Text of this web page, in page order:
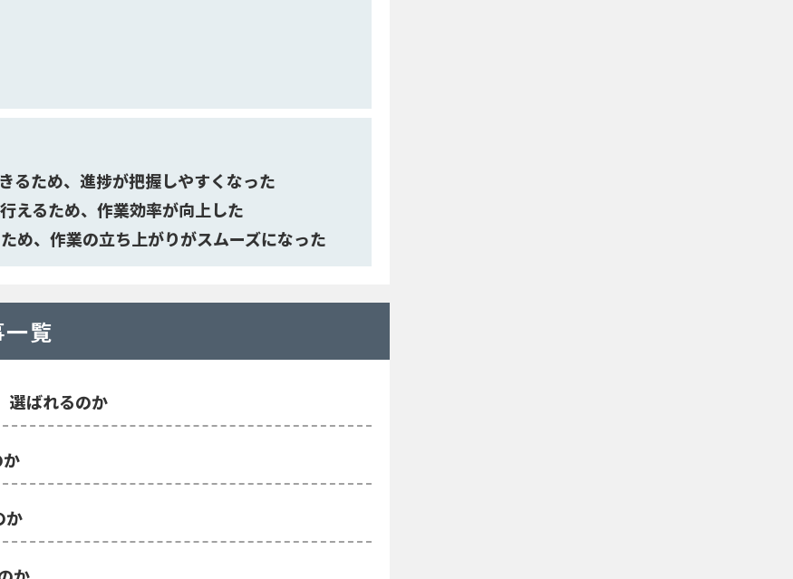
るため、進捗が把握しやすくなった
えるため、作業効率が向上した
め、作業の立ち上がりがスムーズになった
覧
選ばれるのか
か